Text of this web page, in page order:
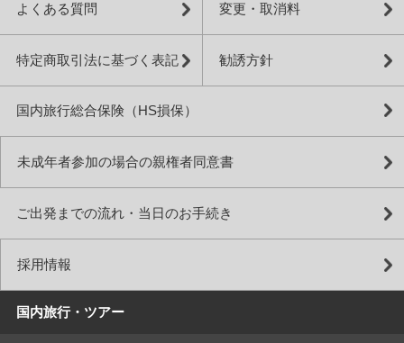
よくある質問 変更・取消料
特定商取引法に基づく表記 勧誘方針
国内旅行総合保険（HS損保）
未成年者参加の場合の親権者同意書
ご出発までの流れ・当日のお手続き
採用情報
国内旅行・ツアー